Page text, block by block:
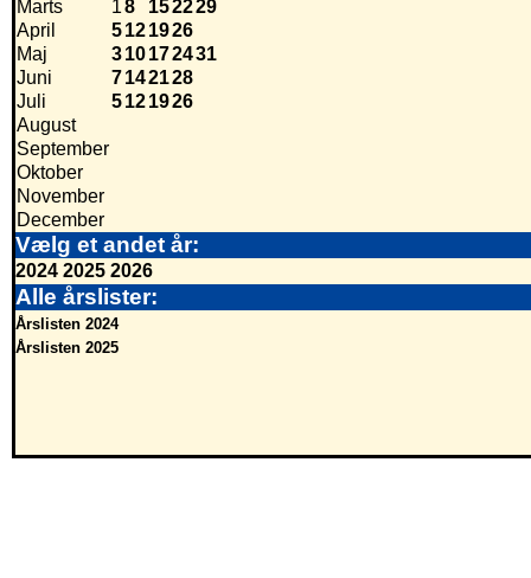
Marts
18 152229
April
5121926
Maj
310172431
Juni
7142128
Juli
5121926
August
September
Oktober
November
December
Vælg et andet år:
2024 2025 2026
Alle årslister:
Årslisten 2024
Årslisten 2025